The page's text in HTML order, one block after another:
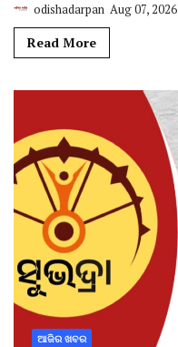
odishadarpan Aug 07, 2026
Read More
ଆଜିର ଖବର